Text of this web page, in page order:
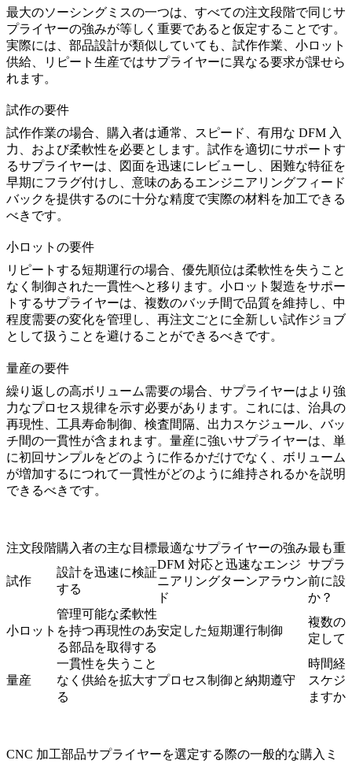
最大のソーシングミスの一つは、すべての注文段階で同じサ
プライヤーの強みが等しく重要であると仮定することです。
実際には、部品設計が類似していても、試作作業、小ロット
供給、リピート生産ではサプライヤーに異なる要求が課せら
れます。
試作の要件
試作作業の場合、購入者は通常、スピード、有用な DFM 入
力、および柔軟性を必要とします。 試作を適切にサポートす
るサプライヤーは、図面を迅速にレビューし、困難な特征を
早期にフラグ付けし、意味のあるエンジニアリングフィード
バックを提供するのに十分な精度で実際の材料を加工できる
べきです。
小ロットの要件
リピートする短期運行の場合、優先順位は柔軟性を失うこと
なく制御された一貫性へと移ります。 小ロット製造をサポー
トするサプライヤーは、複数のバッチ間で品質を維持し、中
程度需要の変化を管理し、再注文ごとに全新しい試作ジョブ
として扱うことを避けることができるべきです。
量産の要件
繰り返しの高ボリューム需要の場合、サプライヤーはより強
力なプロセス規律を示す必要があります。これには、治具の
再現性、工具寿命制御、検査間隔、出力スケジュール、バッ
チ間の一貫性が含まれます。 量産に強いサプライヤーは、単
に初回サンプルをどのように作るかだけでなく、ボリューム
が増加するにつれて一貫性がどのように維持されるかを説明
できるべきです。
注文段階購入者の主な目標最適なサプライヤーの強み最も重
試作
設計を迅速に検証
する
DFM 対応と迅速なエンジ
ニアリングターンアラウン
ド
サプラ
前に設
か？
小ロット
管理可能な柔軟性
を持つ再現性のあ
る部品を取得する
安定した短期運行制御
複数の
定して
量産
一貫性を失うこと
なく供給を拡大す
る
プロセス制御と納期遵守
時間経
スケジ
ますか
CNC 加工部品サプライヤーを選定する際の一般的な購入ミ